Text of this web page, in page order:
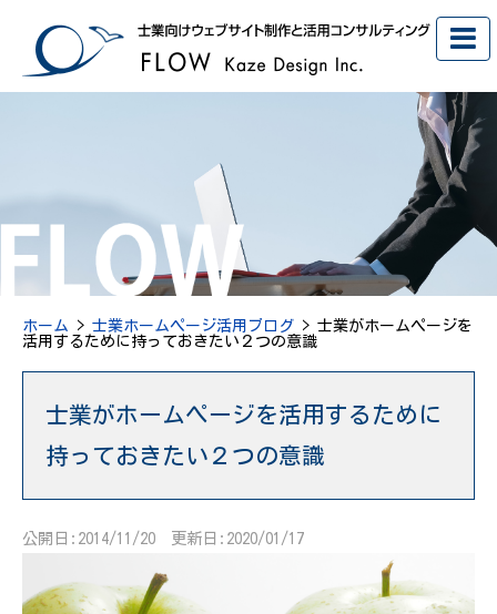
ホーム > 士業ホームページ活用ブログ > 士業がホームページを
活用するために持っておきたい２つの意識
士業がホームページを活用するために
持っておきたい２つの意識
公開日:2014/11/20 更新日:2020/01/17